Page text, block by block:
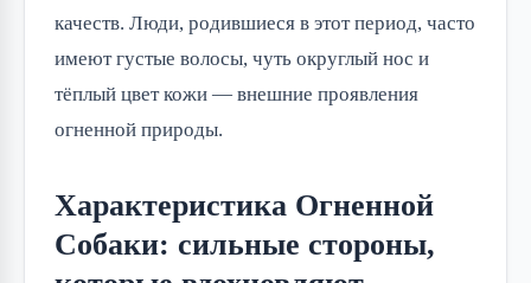
качеств. Люди, родившиеся в этот период, часто
имеют густые волосы, чуть округлый нос и
тёплый цвет кожи — внешние проявления
огненной природы.
Характеристика Огненной
Собаки: сильные стороны,